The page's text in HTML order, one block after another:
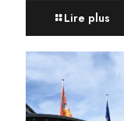
Lire plus